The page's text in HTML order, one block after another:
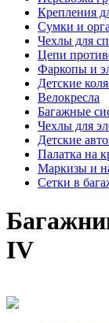
Крепления
Сумки и
Чехлы для
Цепи
Фаркопы и
Детские
Велокресла
Багажные
Чехлы для
Детские
Палатка на
Маркизы и
Сетки в
IV